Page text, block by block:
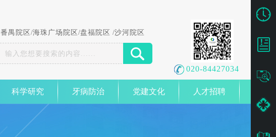
番禺院区 /海珠广场院区 /盘福院区 /沙河院区
020-84427034
科学研究 牙病防治 党建文化 人才招聘